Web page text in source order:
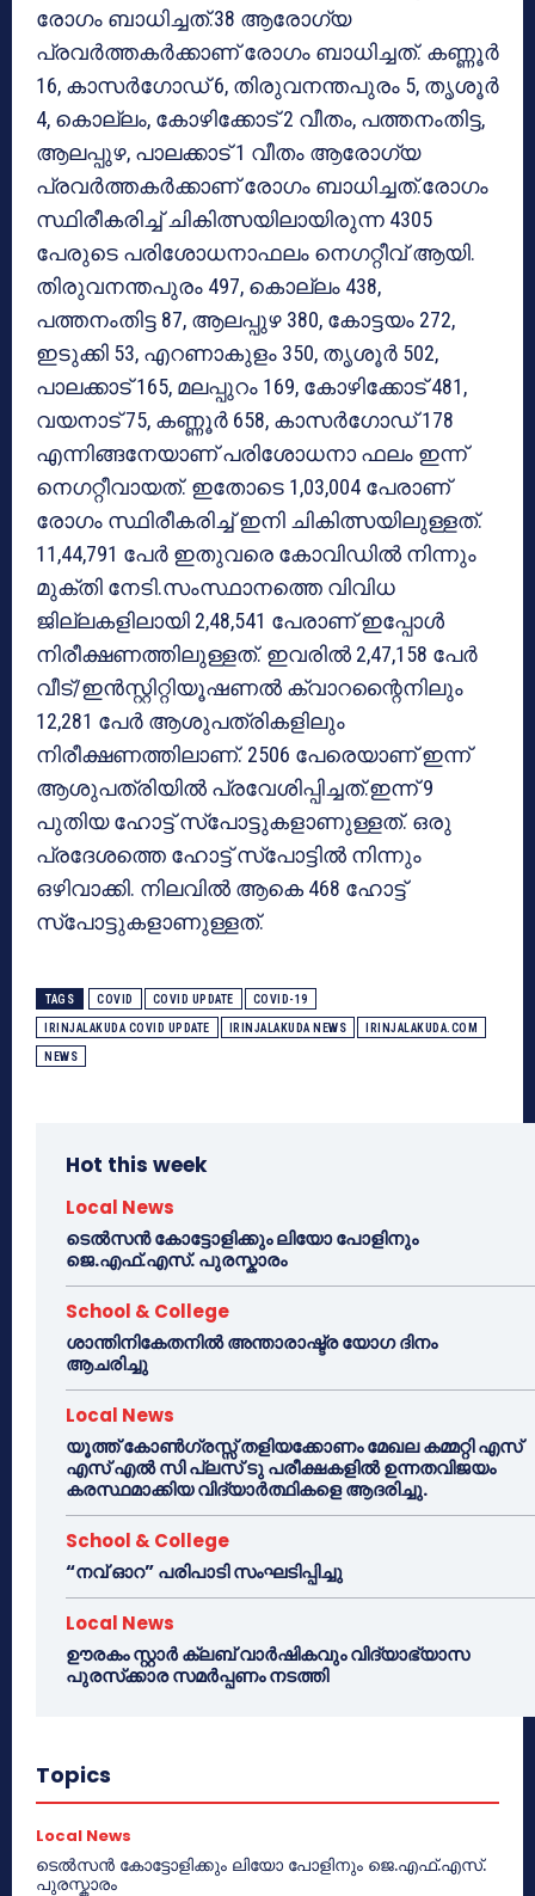
രോഗം ബാധിച്ചത്.38 ആരോഗ്യ
പ്രവര്‍ത്തകര്‍ക്കാണ് രോഗം ബാധിച്ചത്. കണ്ണൂര്‍
16, കാസര്‍ഗോഡ് 6, തിരുവനന്തപുരം 5, തൃശൂര്‍
4, കൊല്ലം, കോഴിക്കോട് 2 വീതം, പത്തനംതിട്ട,
ആലപ്പുഴ, പാലക്കാട് 1 വീതം ആരോഗ്യ
പ്രവര്‍ത്തകര്‍ക്കാണ് രോഗം ബാധിച്ചത്.രോഗം
സ്ഥിരീകരിച്ച് ചികിത്സയിലായിരുന്ന 4305
പേരുടെ പരിശോധനാഫലം നെഗറ്റീവ് ആയി.
തിരുവനന്തപുരം 497, കൊല്ലം 438,
പത്തനംതിട്ട 87, ആലപ്പുഴ 380, കോട്ടയം 272,
ഇടുക്കി 53, എറണാകുളം 350, തൃശൂര്‍ 502,
പാലക്കാട് 165, മലപ്പുറം 169, കോഴിക്കോട് 481,
വയനാട് 75, കണ്ണൂര്‍ 658, കാസര്‍ഗോഡ് 178
എന്നിങ്ങനേയാണ് പരിശോധനാ ഫലം ഇന്ന്
നെഗറ്റീവായത്. ഇതോടെ 1,03,004 പേരാണ്
രോഗം സ്ഥിരീകരിച്ച് ഇനി ചികിത്സയിലുള്ളത്.
11,44,791 പേര്‍ ഇതുവരെ കോവിഡില്‍ നിന്നും
മുക്തി നേടി.സംസ്ഥാനത്തെ വിവിധ
ജില്ലകളിലായി 2,48,541 പേരാണ് ഇപ്പോള്‍
നിരീക്ഷണത്തിലുള്ളത്. ഇവരില്‍ 2,47,158 പേര്‍
വീട്/ഇന്‍സ്റ്റിറ്റിയൂഷണല്‍ ക്വാറന്റൈനിലും
12,281 പേര്‍ ആശുപത്രികളിലും
നിരീക്ഷണത്തിലാണ്. 2506 പേരെയാണ് ഇന്ന്
ആശുപത്രിയില്‍ പ്രവേശിപ്പിച്ചത്.ഇന്ന് 9
പുതിയ ഹോട്ട് സ്‌പോട്ടുകളാണുള്ളത്. ഒരു
പ്രദേശത്തെ ഹോട്ട് സ്‌പോട്ടില്‍ നിന്നും
ഒഴിവാക്കി. നിലവില്‍ ആകെ 468 ഹോട്ട്
സ്‌പോട്ടുകളാണുള്ളത്.
TAGS COVID COVID UPDATE COVID-19
IRINJALAKUDA COVID UPDATE IRINJALAKUDA NEWS IRINJALAKUDA.COM
NEWS
Hot this week
Local News
ടെൽസൻ കോട്ടോളിക്കും ലിയോ പോളിനും
ജെ.എഫ്.എസ്. പുരസ്കാരം
School & College
ശാന്തിനികേതനിൽ അന്താരാഷ്ട്ര യോഗ ദിനം
ആചരിച്ചു
Local News
യൂത്ത് കോൺഗ്രസ്സ് തളിയക്കോണം മേഖല കമ്മറ്റി എസ്
എസ് എൽ സി പ്ലസ് ടു പരീക്ഷകളിൽ ഉന്നതവിജയം
കരസ്ഥമാക്കിയ വിദ്യാർത്ഥികളെ ആദരിച്ചു.
School & College
“നവ് ഓറ” പരിപാടി സംഘടിപ്പിച്ചു
Local News
ഊരകം സ്റ്റാർ ക്ലബ് വാർഷികവും വിദ്യാഭ്യാസ
പുരസ്‌ക്കാര സമർപ്പണം നടത്തി
Topics
Local News
ടെൽസൻ കോട്ടോളിക്കും ലിയോ പോളിനും ജെ.എഫ്.എസ്.
പുരസ്കാരം